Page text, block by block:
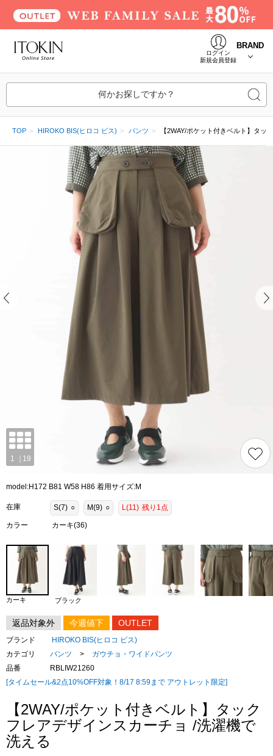
ログイン
新規会員登録
BRAND
何かお探しですか？
TOP HIROKO BIS(ヒロコ ビス) パンツ 【2WAY/ポケット付きベルト】タ
model:H172 B81 W58 H86 着用サイズ:M
在庫 S(7) ○ M(9) ○ L(11) 残り1点
カラー カーキ(36)
カーキ ブラック
返品対象外 今週値下 OUTLET
ブランド
HIROKO BIS(ヒロコ ビス)
カテゴリ
パンツ >
ガウチョ・ワイドパンツ
品番
RBLIW21260
[タイムセール&2点10%OFF対象！8/17 8:59まで アウトレット限定]
【2WAY/ポケット付きベルト】タック
フレアデザインスカーチョ /洗濯機で
洗える